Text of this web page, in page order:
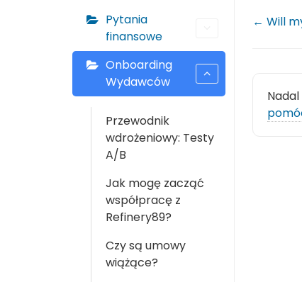
Pytania
finansowe
Onboarding
Wydawców
Przewodnik
wdrożeniowy: Testy
A/B
Jak mogę zacząć
współpracę z
Refinery89?
Czy są umowy
wiążące?
← Will